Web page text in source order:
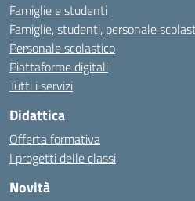
Famiglie e studenti
Famiglie, studenti, personale
Personale scolastico
Piattaforme digitali
Tutti i servizi
Didattica
Offerta formativa
I progetti delle classi
Novità